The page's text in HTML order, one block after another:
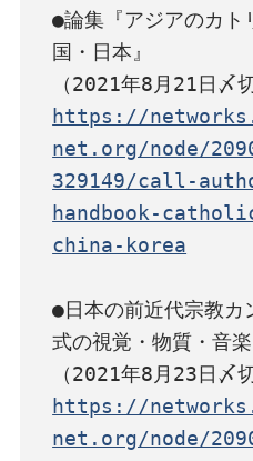
●論集『アジアのカト
国・日本』
https://
net.org/node/
329149/call-
handbook-
china-korea
●日本の前近代宗教カ
式の視覚・物質・音楽
https://
net.org/node/